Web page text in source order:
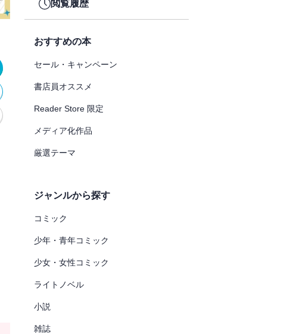
閲覧履歴
おすすめの本
セール・キャンペーン
書店員オススメ
Reader Store 限定
メディア化作品
厳選テーマ
ジャンルから探す
コミック
少年・青年コミック
少女・女性コミック
ライトノベル
小説
雑誌